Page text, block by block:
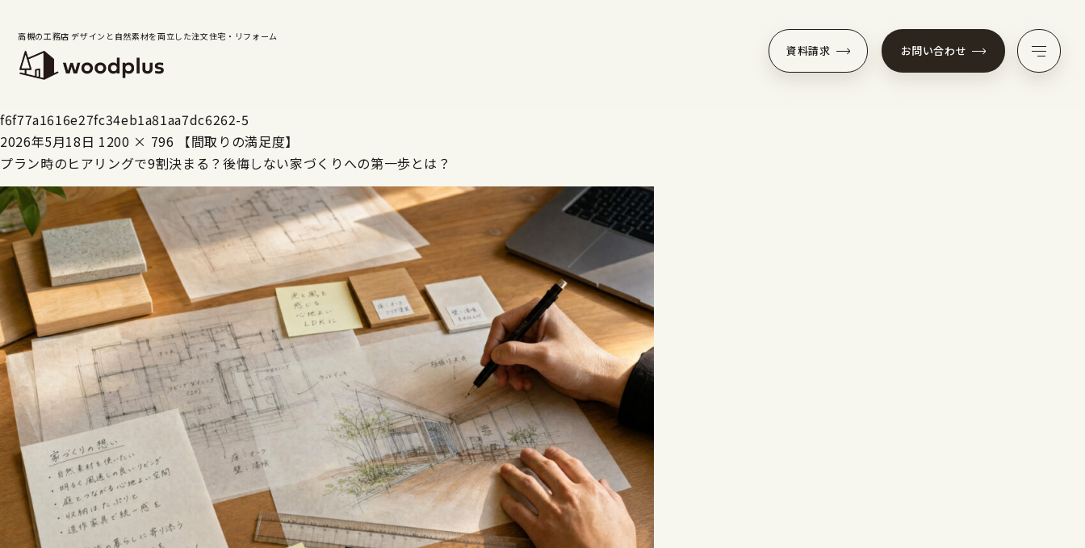
高槻の工務店 デザインと自然素材を両立した注文住宅・リフォーム
資料請求 お問い合わせ
f6f77a1616e27fc34eb1a81aa7dc6262-5
2026年5月18日 1200 × 796
【間取りの満足度】
プラン時のヒアリングで9割決まる？後悔しない家づくりへの第一歩とは？